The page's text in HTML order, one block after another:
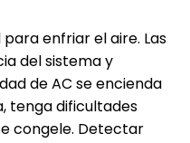
enfriar el aire. Las
del sistema y
de AC se encienda
tenga dificultades
congele. Detectar